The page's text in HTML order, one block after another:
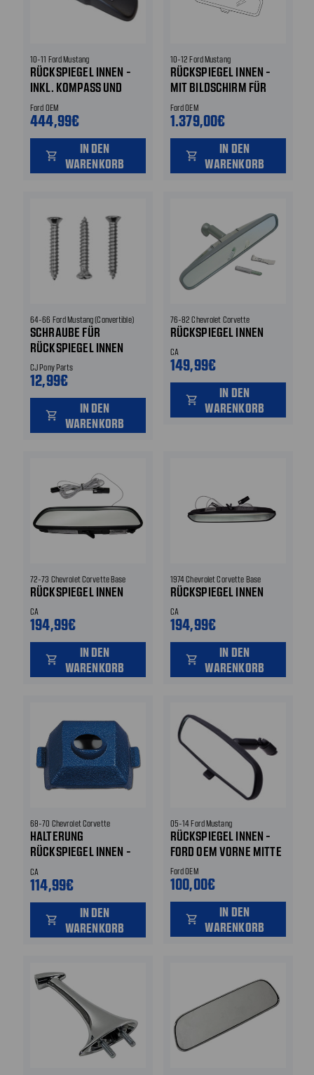
10-11 Ford Mustang
RÜCKSPIEGEL INNEN -
INKL. KOMPASS UND
MIKROPHON
Ford OEM
444,99€
shopping_cart
IN DEN
WARENKORB
10-12 Ford Mustang
RÜCKSPIEGEL INNEN -
MIT BILDSCHIRM FÜR
RÜCKFAHRKAMERA
Ford OEM
1.379,00€
shopping_cart
IN DEN
WARENKORB
64-66 Ford Mustang (Convertible)
SCHRAUBE FÜR
RÜCKSPIEGEL INNEN
CJ Pony Parts
12,99€
shopping_cart
IN DEN
WARENKORB
76-82 Chevrolet Corvette
RÜCKSPIEGEL INNEN
CA
149,99€
shopping_cart
IN DEN
WARENKORB
72-73 Chevrolet Corvette Base
RÜCKSPIEGEL INNEN
CA
194,99€
shopping_cart
IN DEN
WARENKORB
1974 Chevrolet Corvette Base
RÜCKSPIEGEL INNEN
CA
194,99€
shopping_cart
IN DEN
WARENKORB
68-70 Chevrolet Corvette
HALTERUNG
RÜCKSPIEGEL INNEN -
ABDECKUNG
CA
114,99€
shopping_cart
IN DEN
WARENKORB
05-14 Ford Mustang
RÜCKSPIEGEL INNEN -
FORD OEM VORNE MITTE
Ford OEM
100,00€
shopping_cart
IN DEN
WARENKORB